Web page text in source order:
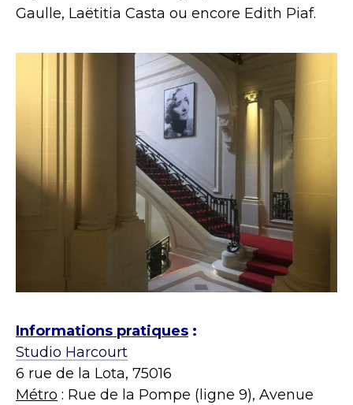
Gaulle, Laëtitia Casta ou encore Edith Piaf.
Informations pratiques :
Studio Harcourt
6 rue de la Lota, 75016
Métro : Rue de la Pompe (ligne 9), Avenue